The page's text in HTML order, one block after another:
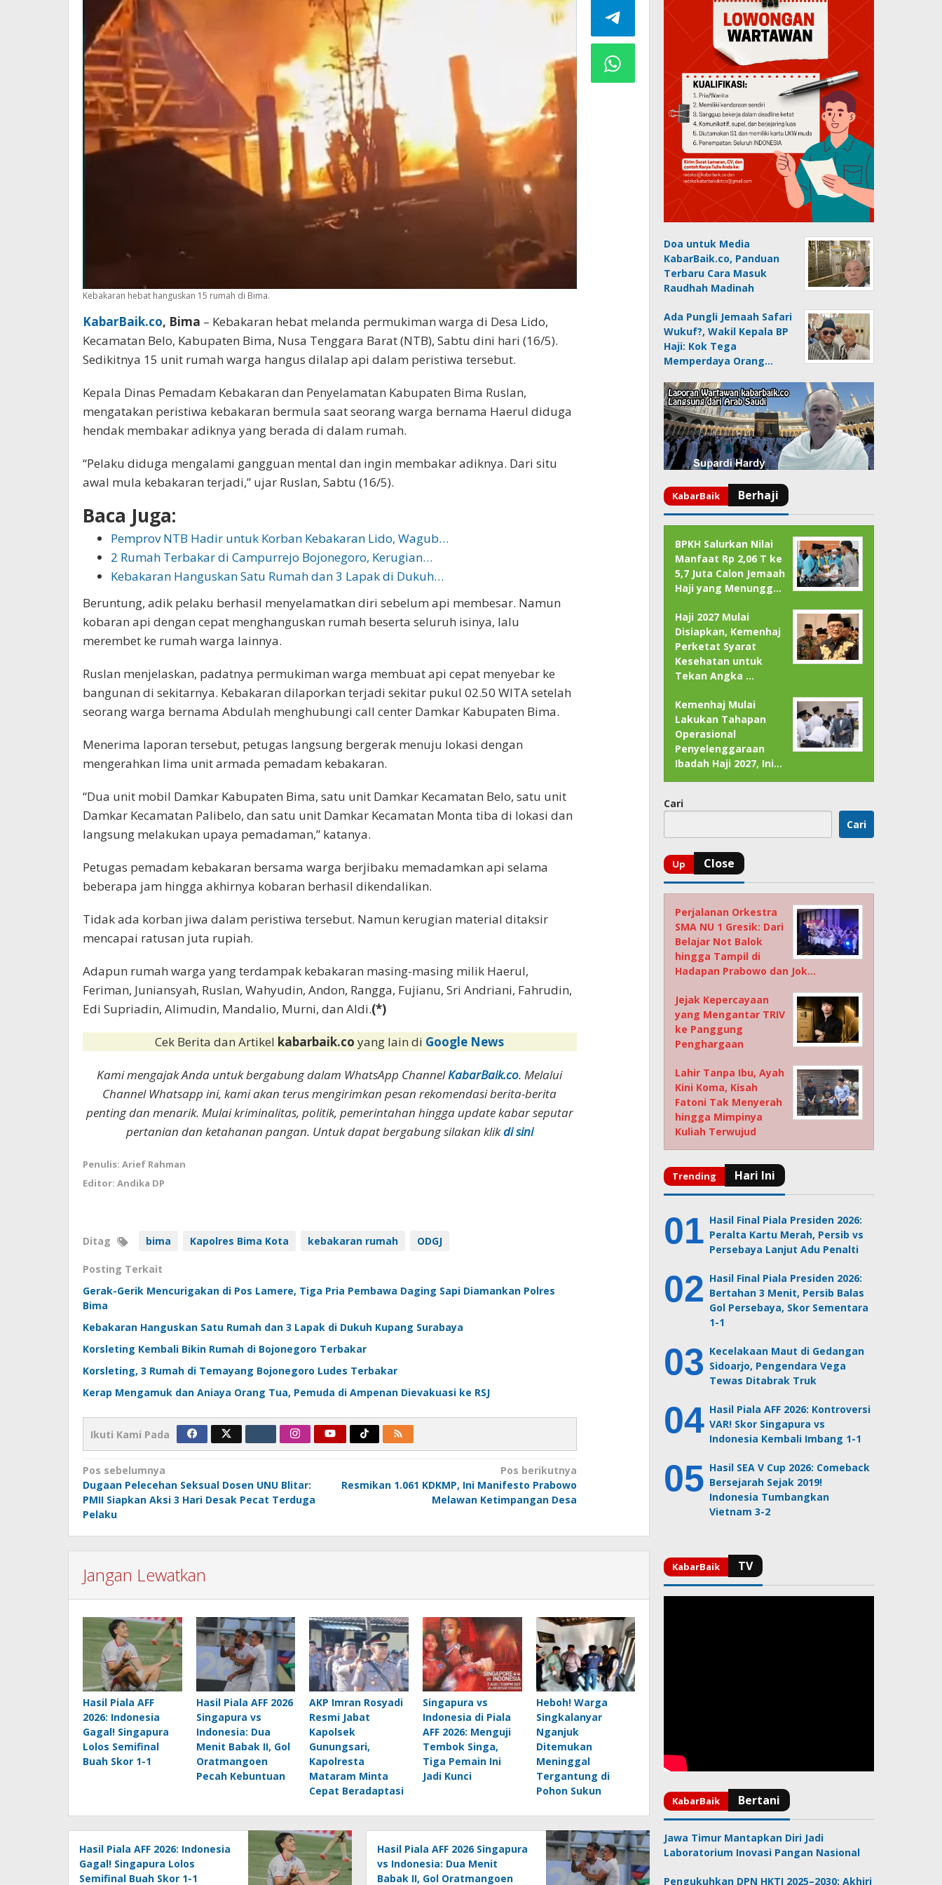
Kebakaran hebat hanguskan 15 rumah di Bima.
KabarBaik.co, Bima – Kebakaran hebat melanda permukiman warga di Desa Lido,
Kecamatan Belo, Kabupaten Bima, Nusa Tenggara Barat (NTB), Sabtu dini hari (16/5).
Sedikitnya 15 unit rumah warga hangus dilalap api dalam peristiwa tersebut.
Kepala Dinas Pemadam Kebakaran dan Penyelamatan Kabupaten Bima Ruslan,
mengatakan peristiwa kebakaran bermula saat seorang warga bernama Haerul diduga
hendak membakar adiknya yang berada di dalam rumah.
“Pelaku diduga mengalami gangguan mental dan ingin membakar adiknya. Dari situ
awal mula kebakaran terjadi,” ujar Ruslan, Sabtu (16/5).
Baca Juga:
Pemprov NTB Hadir untuk Korban Kebakaran Lido, Wagub…
2 Rumah Terbakar di Campurrejo Bojonegoro, Kerugian…
Kebakaran Hanguskan Satu Rumah dan 3 Lapak di Dukuh…
Beruntung, adik pelaku berhasil menyelamatkan diri sebelum api membesar. Namun
kobaran api dengan cepat menghanguskan rumah beserta seluruh isinya, lalu
merembet ke rumah warga lainnya.
Ruslan menjelaskan, padatnya permukiman warga membuat api cepat menyebar ke
bangunan di sekitarnya. Kebakaran dilaporkan terjadi sekitar pukul 02.50 WITA setelah
seorang warga bernama Abdulah menghubungi call center Damkar Kabupaten Bima.
Menerima laporan tersebut, petugas langsung bergerak menuju lokasi dengan
mengerahkan lima unit armada pemadam kebakaran.
“Dua unit mobil Damkar Kabupaten Bima, satu unit Damkar Kecamatan Belo, satu unit
Damkar Kecamatan Palibelo, dan satu unit Damkar Kecamatan Monta tiba di lokasi dan
langsung melakukan upaya pemadaman,” katanya.
Petugas pemadam kebakaran bersama warga berjibaku memadamkan api selama
beberapa jam hingga akhirnya kobaran berhasil dikendalikan.
Tidak ada korban jiwa dalam peristiwa tersebut. Namun kerugian material ditaksir
mencapai ratusan juta rupiah.
Adapun rumah warga yang terdampak kebakaran masing-masing milik Haerul,
Feriman, Juniansyah, Ruslan, Wahyudin, Andon, Rangga, Fujianu, Sri Andriani, Fahrudin,
Edi Supriadin, Alimudin, Mandalio, Murni, dan Aldi.(*)
Cek Berita dan Artikel kabarbaik.coyang lain di Google News
Kami mengajak Anda untuk bergabung dalam WhatsApp ChannelKabarBaik.co. Melalui
Channel Whatsapp ini, kami akan terus mengirimkan pesan rekomendasi berita-berita
penting dan menarik. Mulai kriminalitas, politik, pemerintahan hingga update kabar seputar
pertanian dan ketahanan pangan. Untuk dapat bergabung silakan klikdi sini
Penulis: Arief Rahman
Editor: Andika DP
Ditag bima Kapolres Bima Kota kebakaran rumah ODGJ
Posting Terkait
Gerak-Gerik Mencurigakan di Pos Lamere, Tiga Pria Pembawa Daging Sapi Diamankan Polres
Bima
Kebakaran Hanguskan Satu Rumah dan 3 Lapak di Dukuh Kupang Surabaya
Korsleting Kembali Bikin Rumah di Bojonegoro Terbakar
Korsleting, 3 Rumah di Temayang Bojonegoro Ludes Terbakar
Kerap Mengamuk dan Aniaya Orang Tua, Pemuda di Ampenan Dievakuasi ke RSJ
Ikuti Kami Pada
Navigasi
pos
Pos sebelumnya
Dugaan Pelecehan Seksual Dosen UNU Blitar:
PMII Siapkan Aksi 3 Hari Desak Pecat Terduga
Pelaku
Pos berikutnya
Resmikan 1.061 KDKMP, Ini Manifesto Prabowo
Melawan Ketimpangan Desa
Jangan Lewatkan
Hasil Piala AFF
2026: Indonesia
Gagal! Singapura
Lolos Semifinal
Buah Skor 1-1
Hasil Piala AFF 2026
Singapura vs
Indonesia: Dua
Menit Babak II, Gol
Oratmangoen
Pecah Kebuntuan
AKP Imran Rosyadi
Resmi Jabat
Kapolsek
Gunungsari,
Kapolresta
Mataram Minta
Cepat Beradaptasi
Singapura vs
Indonesia di Piala
AFF 2026: Menguji
Tembok Singa,
Tiga Pemain Ini
Jadi Kunci
Heboh! Warga
Singkalanyar
Nganjuk
Ditemukan
Meninggal
Tergantung di
Pohon Sukun
Hasil Piala AFF 2026: Indonesia
Gagal! Singapura Lolos
Semifinal Buah Skor 1-1
Hasil Piala AFF 2026 Singapura
vs Indonesia: Dua Menit
Babak II, Gol Oratmangoen
Doa untuk Media
KabarBaik.co, Panduan
Terbaru Cara Masuk
Raudhah Madinah
Ada Pungli Jemaah Safari
Wukuf?, Wakil Kepala BP
Haji: Kok Tega
Memperdaya Orang…
BPKH Salurkan Nilai
Manfaat Rp 2,06 T ke
5,7 Juta Calon Jemaah
Haji yang Menungg…
Haji 2027 Mulai
Disiapkan, Kemenhaj
Perketat Syarat
Kesehatan untuk
Tekan Angka …
Kemenhaj Mulai
Lakukan Tahapan
Operasional
Penyelenggaraan
Ibadah Haji 2027, Ini…
Cari
Cari
Perjalanan Orkestra
SMA NU 1 Gresik: Dari
Belajar Not Balok
hingga Tampil di
Hadapan Prabowo dan Jok…
Jejak Kepercayaan
yang Mengantar TRIV
ke Panggung
Penghargaan
Lahir Tanpa Ibu, Ayah
Kini Koma, Kisah
Fatoni Tak Menyerah
hingga Mimpinya
Kuliah Terwujud
Hasil Final Piala Presiden 2026:
Peralta Kartu Merah, Persib vs
Persebaya Lanjut Adu Penalti
Hasil Final Piala Presiden 2026:
Bertahan 3 Menit, Persib Balas
Gol Persebaya, Skor Sementara
1-1
Kecelakaan Maut di Gedangan
Sidoarjo, Pengendara Vega
Tewas Ditabrak Truk
Hasil Piala AFF 2026: Kontroversi
VAR! Skor Singapura vs
Indonesia Kembali Imbang 1-1
Hasil SEA V Cup 2026: Comeback
Bersejarah Sejak 2019!
Indonesia Tumbangkan
Vietnam 3-2
Jawa Timur Mantapkan Diri Jadi
Laboratorium Inovasi Pangan Nasional
Pengukuhkan DPN HKTI 2025–2030: Akhiri